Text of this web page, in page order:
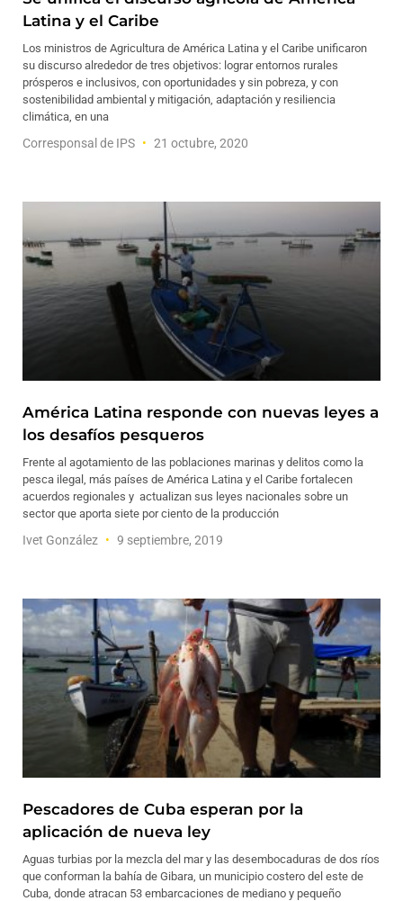
Latina y el Caribe
Los ministros de Agricultura de América Latina y el Caribe unificaron
su discurso alrededor de tres objetivos: lograr entornos rurales
prósperos e inclusivos, con oportunidades y sin pobreza, y con
sostenibilidad ambiental y mitigación, adaptación y resiliencia
climática, en una
Corresponsal de IPS 21 octubre, 2020
América Latina responde con nuevas leyes a
los desafíos pesqueros
Frente al agotamiento de las poblaciones marinas y delitos como la
pesca ilegal, más países de América Latina y el Caribe fortalecen
acuerdos regionales y actualizan sus leyes nacionales sobre un
sector que aporta siete por ciento de la producción
Ivet González 9 septiembre, 2019
Pescadores de Cuba esperan por la
aplicación de nueva ley
Aguas turbias por la mezcla del mar y las desembocaduras de dos ríos
que conforman la bahía de Gibara, un municipio costero del este de
Cuba, donde atracan 53 embarcaciones de mediano y pequeño